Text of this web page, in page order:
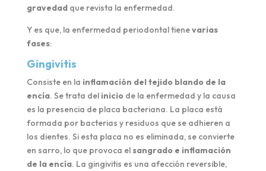
gravedadque revista la enfermedad.
Y es que, la enfermedad periodontal tienevarias
fases:
Gingivitis
Consiste en la inflamación del tejido blando de la
encía. Se trata del inicio de la enfermedad y la causa
es la presencia de placa bacteriana. La placa está
formada por bacterias y residuos que se adhieren a
los dientes. Si esta placa no es eliminada, se convierte
en sarro, lo que provoca elsangrado e inflamación
de la encía. La gingivitis es una afección reversible,